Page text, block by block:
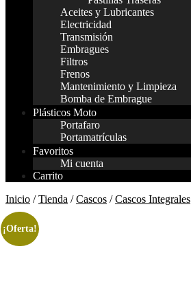
Aceites y Lubricantes
Electricidad
Transmisión
Embragues
Filtros
Frenos
Mantenimiento y Limpieza
Bomba de Embrague
Plásticos Moto
Portafaro
Portamatrículas
Favoritos
Mi cuenta
Carrito
Inicio /Tienda /Cascos /Cascos Integrales
¡Oferta!